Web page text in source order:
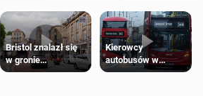
Bristol znalazł się
w gronie
najlepszych
Kierowcy
autobusów w
Londynie